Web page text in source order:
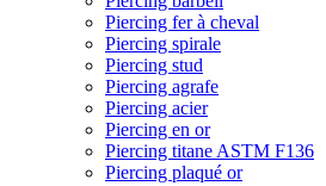
Piercing fer à cheval
Piercing spirale
Piercing stud
Piercing agrafe
Piercing acier
Piercing en or
Piercing titane ASTM F136
Piercing plaqué or